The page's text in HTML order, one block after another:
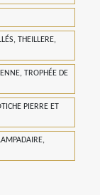
THEILLERE,
TROPHÉE DE
PIERRE ET